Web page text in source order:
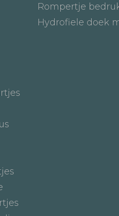
Rompertje
Hydrofiele doek